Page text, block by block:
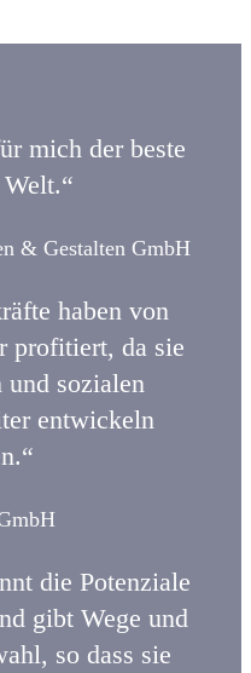
mich der beste
& Gestalten GmbH
haben von
profitiert, da sie
und sozialen
entwickeln
die Potenziale
gibt Wege und
so dass sie